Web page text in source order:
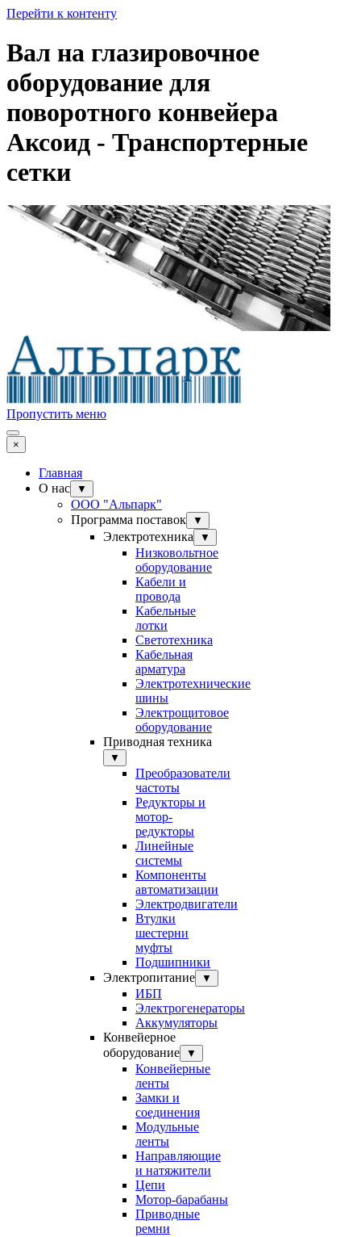
Перейти к контенту
Вал на глазировочное
оборудование для
поворотного конвейера
Аксоид - Транспортерные
сетки
Пропустить меню
×
Главная
О нас
▼
ООО "Альпарк"
Программа поставок
▼
Электротехника ▼
Низковольтное
оборудование
Кабели и
провода
Кабельные
лотки
Светотехника
Кабельная
арматура
Электротехнические
шины
Электрощитовое
оборудование
Приводная техника
▼
Преобразователи
частоты
Редукторы и
мотор-
редукторы
Линейные
системы
Компоненты
автоматизации
Электродвигатели
Втулки
шестерни
муфты
Подшипники
Электропитание
▼
ИБП
Электрогенераторы
Аккумуляторы
Конвейерное
оборудование
▼
Конвейерные
ленты
Замки и
соединения
Модульные
ленты
Направляющие
и натяжители
Цепи
Мотор-барабаны
Приводные
ремни